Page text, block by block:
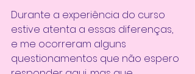
Durante a experiência do curso
estive atenta a essas diferenças,
e me ocorreram alguns
questionamentos que não espero